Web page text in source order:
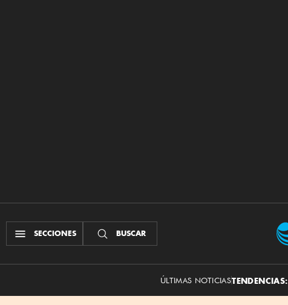
SECCIONES BUSCAR
ÚLTIMAS NOTICIASTENDENCIAS: